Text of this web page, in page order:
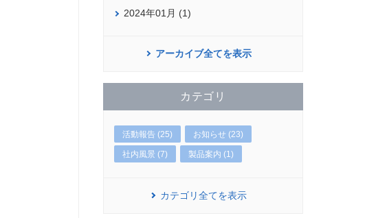
2024年01月 (1)
アーカイブ全てを表示
カテゴリ
活動報告 (25) お知らせ (23)
社内風景 (7) 製品案内 (1)
カテゴリ全てを表示